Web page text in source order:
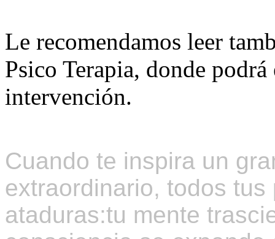
Le recomendamos leer
Psico Terapia, donde
intervención.
Cuando te inspira un
extraordinario, todos
ataduras:tu mente